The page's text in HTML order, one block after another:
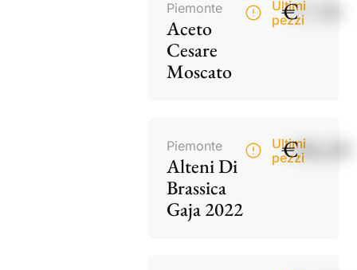
Piemonte
Aceto
Cesare
Moscato
Ultimi
pezzi
€17,50
Piemonte
Alteni Di
Brassica
Gaja 2022
Ultimi
pezzi
€186,00